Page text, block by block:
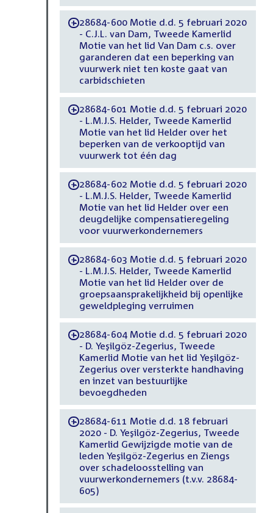
-28684-600 Motie d.d. 5 februari 2020
- C.J.L. van Dam, Tweede Kamerlid
Motie van het lid Van Dam c.s. over
garanderen dat een beperking van
vuurwerk niet ten koste gaat van
carbidschieten
-28684-601 Motie d.d. 5 februari 2020
- L.M.J.S. Helder, Tweede Kamerlid
Motie van het lid Helder over het
beperken van de verkooptijd van
vuurwerk tot één dag
-28684-602 Motie d.d. 5 februari 2020
- L.M.J.S. Helder, Tweede Kamerlid
Motie van het lid Helder over een
deugdelijke compensatieregeling
voor vuurwerkondernemers
-28684-603 Motie d.d. 5 februari 2020
- L.M.J.S. Helder, Tweede Kamerlid
Motie van het lid Helder over de
groepsaansprakelijkheid bij openlijke
geweldpleging verruimen
-28684-604 Motie d.d. 5 februari 2020
- D. Yeşilgöz-Zegerius, Tweede
Kamerlid Motie van het lid Yeşilgöz-
Zegerius over versterkte handhaving
en inzet van bestuurlijke
bevoegdheden
-28684-611 Motie d.d. 18 februari
2020 - D. Yeşilgöz-Zegerius, Tweede
Kamerlid Gewijzigde motie van de
leden Yeşilgöz-Zegerius en Ziengs
over schadeloosstelling van
vuurwerkondernemers (t.v.v. 28684-
605)